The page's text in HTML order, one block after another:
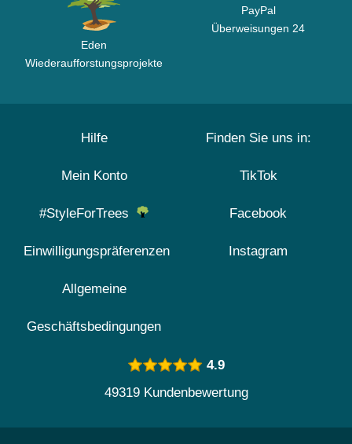
Eden
Wiederaufforstungsprojekte
PayPal
Überweisungen 24
Hilfe
Mein Konto
#StyleForTrees
Einwilligungspräferenzen
Allgemeine
Geschäftsbedingungen
Finden Sie uns in:
TikTok
Facebook
Instagram
4.9
49319 Kundenbewertung